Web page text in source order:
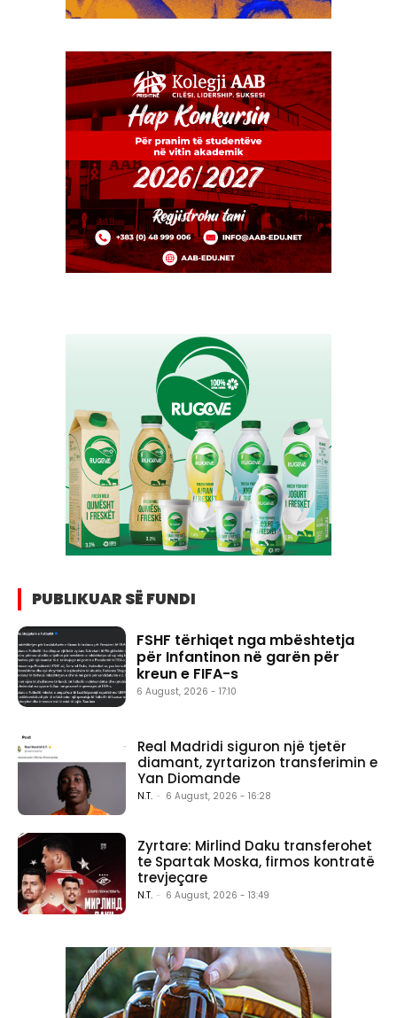
PUBLIKUAR SË FUNDI
FSHF tërhiqet nga mbështetja
për Infantinon në garën për
kreun e FIFA-s
6 August, 2026 - 17:10
Real Madridi siguron një tjetër
diamant, zyrtarizon transferimin e
Yan Diomande
N.T. - 6 August, 2026 - 16:28
Zyrtare: Mirlind Daku transferohet
te Spartak Moska, firmos kontratë
trevjeçare
N.T. - 6 August, 2026 - 13:49